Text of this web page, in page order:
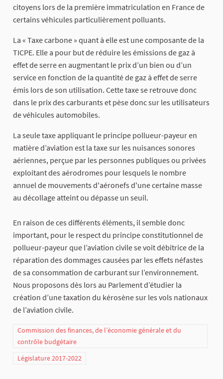
citoyens lors de la première immatriculation en France de
certains véhicules particulièrement polluants.
La « Taxe carbone » quant à elle est une composante de la
TICPE. Elle a pour but de réduire les émissions de gaz à
effet de serre en augmentant le prix d’un bien ou d’un
service en fonction de la quantité de gaz à effet de serre
émis lors de son utilisation. Cette taxe se retrouve donc
dans le prix des carburants et pèse donc sur les utilisateurs
de véhicules automobiles.
La seule taxe appliquant le principe pollueur-payeur en
matière d’aviation est la taxe sur les nuisances sonores
aériennes, perçue par les personnes publiques ou privées
exploitant des aérodromes pour lesquels le nombre
annuel de mouvements d'aéronefs d'une certaine masse
au décollage atteint ou dépasse un seuil.
En raison de ces différents éléments, il semble donc
important, pour le respect du principe constitutionnel de
pollueur-payeur que l’aviation civile se voit débitrice de la
réparation des dommages causées par les effets néfastes
de sa consommation de carburant sur l’environnement.
Nous proposons dès lors au Parlement d’étudier la
création d’une taxation du kérosène sur les vols nationaux
de l’aviation civile.
Commission des finances, de l’économie générale et du
contrôle budgétaire
Législature 2017-2022